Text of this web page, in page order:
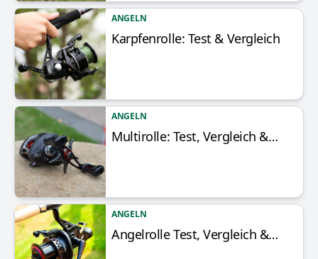
Artikel anzeigen
ANGELN
Karpfenrolle: Test & Vergleich
Artikel anzeigen
ANGELN
Multirolle: Test, Vergleich &…
Artikel anzeigen
ANGELN
Angelrolle Test, Vergleich &…